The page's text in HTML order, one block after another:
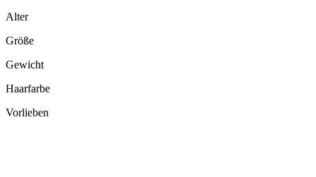
Alter
Größe
Gewicht
Haarfarbe
Vorlieben